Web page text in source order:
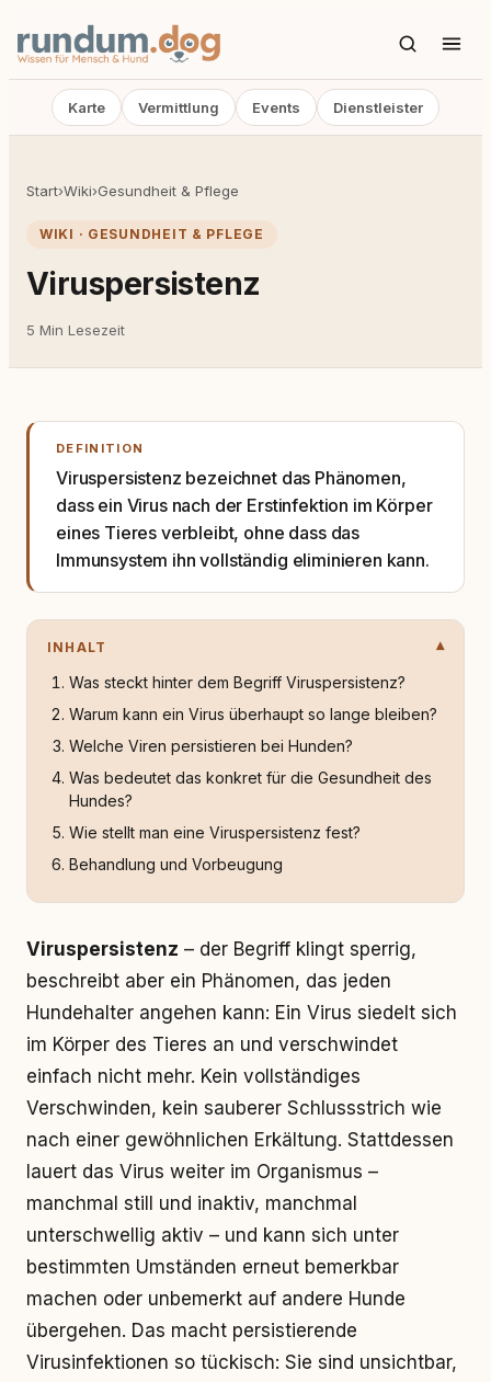
Karte Vermittlung Events Dienstleister
Start›Wiki›Gesundheit & Pflege
WIKI · GESUNDHEIT & PFLEGE
Viruspersistenz
5 Min Lesezeit
DEFINITION
Viruspersistenz bezeichnet das Phänomen,
dass ein Virus nach der Erstinfektion im Körper
eines Tieres verbleibt, ohne dass das
Immunsystem ihn vollständig eliminieren kann.
INHALT
Was steckt hinter dem Begriff Viruspersistenz?
Warum kann ein Virus überhaupt so lange bleiben?
Welche Viren persistieren bei Hunden?
Was bedeutet das konkret für die Gesundheit des
Hundes?
Wie stellt man eine Viruspersistenz fest?
Behandlung und Vorbeugung
Viruspersistenz – der Begriff klingt sperrig,
beschreibt aber ein Phänomen, das jeden
Hundehalter angehen kann: Ein Virus siedelt sich
im Körper des Tieres an und verschwindet
einfach nicht mehr. Kein vollständiges
Verschwinden, kein sauberer Schlussstrich wie
nach einer gewöhnlichen Erkältung. Stattdessen
lauert das Virus weiter im Organismus –
manchmal still und inaktiv, manchmal
unterschwellig aktiv – und kann sich unter
bestimmten Umständen erneut bemerkbar
machen oder unbemerkt auf andere Hunde
übergehen. Das macht persistierende
Virusinfektionen so tückisch: Sie sind unsichtbar,